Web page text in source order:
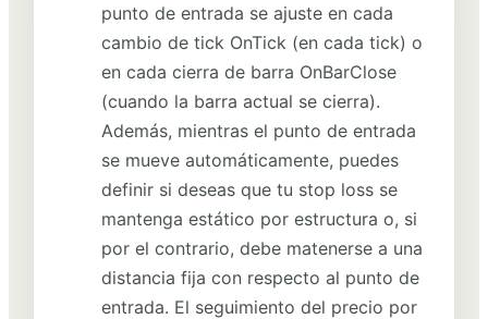
punto de entrada se ajuste en cada
cambio de tick OnTick (en cada tick) o
en cada cierra de barra OnBarClose
(cuando la barra actual se cierra).
Además, mientras el punto de entrada
se mueve automáticamente, puedes
definir si deseas que tu stop loss se
mantenga estático por estructura o, si
por el contrario, debe matenerse a una
distancia fija con respecto al punto de
entrada. El seguimiento del precio por